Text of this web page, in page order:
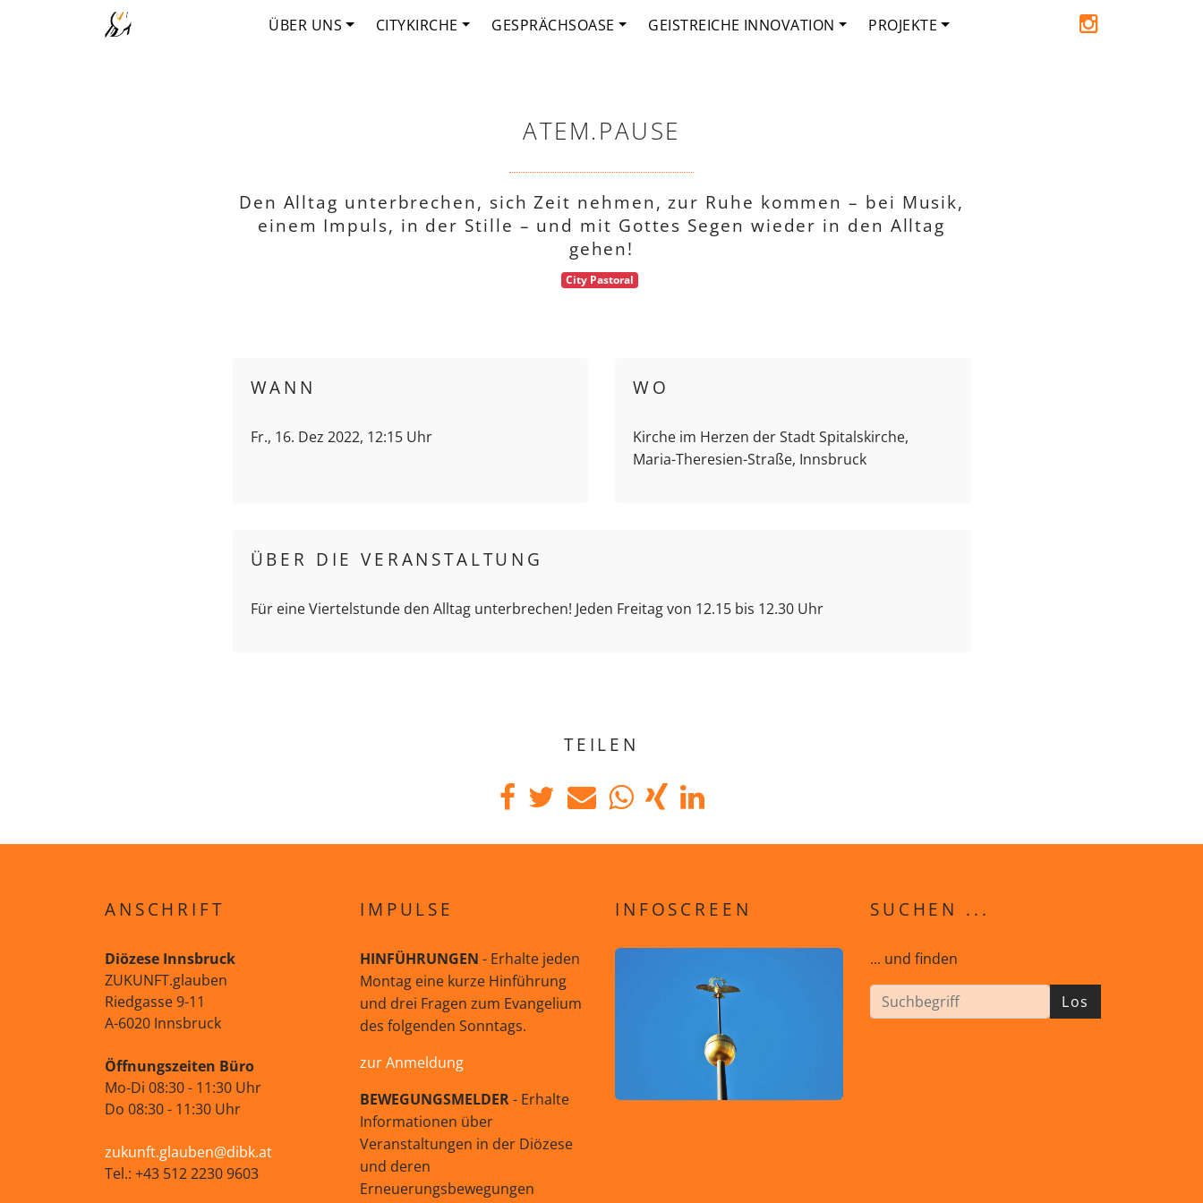
ÜBER UNS CITYKIRCHE GESPRÄCHSOASE GEISTREICHE INNOVATION PROJEKTE
ATEM.PAUSE
Den Alltag unterbrechen, sich Zeit nehmen, zur Ruhe kommen – bei Musik,
einem Impuls, in der Stille – und mit Gottes Segen wieder in den Alltag
gehen!
City Pastoral
WANN
Fr., 16. Dez 2022, 12:15 Uhr
WO
Kirche im Herzen der Stadt Spitalskirche,
Maria-Theresien-Straße, Innsbruck
ÜBER DIE VERANSTALTUNG
Für eine Viertelstunde den Alltag unterbrechen! Jeden Freitag von 12.15 bis 12.30 Uhr
TEILEN
ANSCHRIFT
Diözese Innsbruck
ZUKUNFT.glauben
Riedgasse 9-11
A-6020 Innsbruck
Öffnungszeiten Büro
Mo-Di 08:30 - 11:30 Uhr
Do 08:30 - 11:30 Uhr
zukunft.glauben@dibk.at
Tel.: +43 512 2230 9603
IMPULSE
HINFÜHRUNGEN - Erhalte jeden
Montag eine kurze Hinführung
und drei Fragen zum Evangelium
des folgenden Sonntags.
zur Anmeldung
BEWEGUNGSMELDER- Erhalte
Informationen über
Veranstaltungen in der Diözese
und deren
Erneuerungsbewegungen
INFOSCREEN SUCHEN ...
... und finden
Los